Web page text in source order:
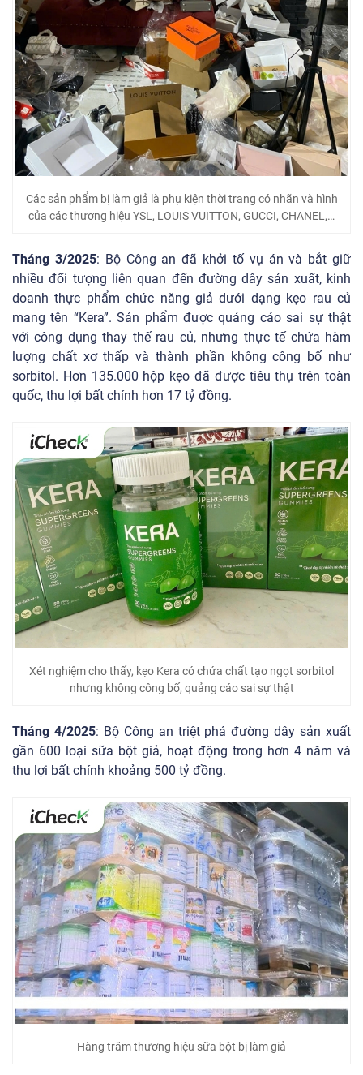
Các sản phẩm bị làm giả là phụ kiện thời trang có nhãn và hình
của các thương hiệu YSL, LOUIS VUITTON, GUCCI, CHANEL,…
Tháng 3/2025: Bộ Công an đã khởi tố vụ án và bắt giữ
nhiều đối tượng liên quan đến đường dây sản xuất, kinh
doanh thực phẩm chức năng giả dưới dạng kẹo rau củ
mang tên “Kera”. Sản phẩm được quảng cáo sai sự thật
với công dụng thay thế rau củ, nhưng thực tế chứa hàm
lượng chất xơ thấp và thành phần không công bố như
sorbitol. Hơn 135.000 hộp kẹo đã được tiêu thụ trên toàn
quốc, thu lợi bất chính hơn 17 tỷ đồng.
Xét nghiệm cho thấy, kẹo Kera có chứa chất tạo ngọt sorbitol
nhưng không công bố, quảng cáo sai sự thật
Tháng 4/2025: Bộ Công an triệt phá đường dây sản xuất
gần 600 loại sữa bột giả, hoạt động trong hơn 4 năm và
thu lợi bất chính khoảng 500 tỷ đồng.
Hàng trăm thương hiệu sữa bột bị làm giả